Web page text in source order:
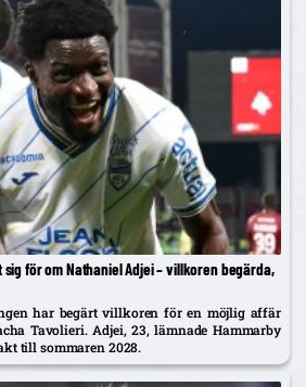
för om Nathaniel Adjei – villkoren begärda,
har begärt villkoren för en möjlig affär
Tavolieri. Adjei, 23, lämnade Hammarby
till sommaren 2028.